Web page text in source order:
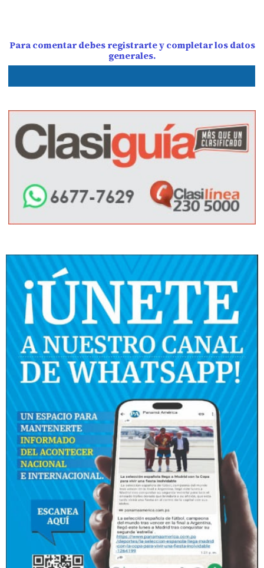
Para comentar debes registrarte y completar los datos
generales.